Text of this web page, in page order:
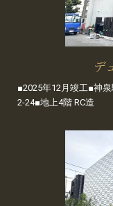
デ
■2025年12月竣工■神
2-24■地上4階 RC造